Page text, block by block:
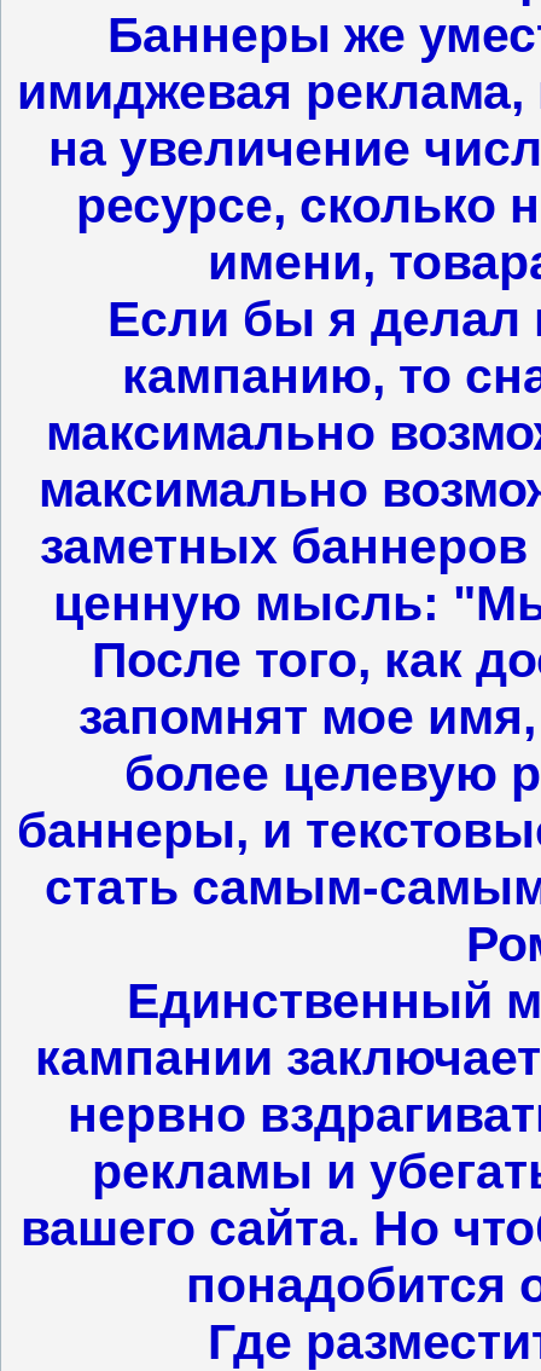
Баннеры же
имиджевая реклама,
на увеличение
ресурсе, сколько
имени,
Если бы я
кампанию, то
максимально
максимально
заметных
ценную мысль:
После того, как
запомнят мое
более целевую
баннеры, и
стать самым-
Единственный
кампании
нервно
рекламы и
вашего сайта. Но
понадобится
Где